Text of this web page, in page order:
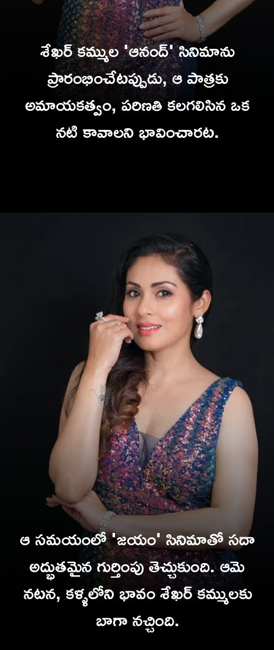
శేఖర్ కమ్ముల 'ఆనంద్' సినిమాను
ప్రారంభించేటప్పుడు, ఆ పాత్రకు
అమాయకత్వం, పరిణతి కలగలిసిన ఒక
ఆ సమయంలో 'జయం' సినిమాతో సదా
అద్భుతమైన గుర్తింపు తెచ్చుకుంది. ఆమె
నటన, కళ్ళలోని భావం శేఖర్ కమ్ములకు